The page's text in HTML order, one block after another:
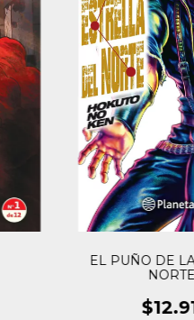
EL PUÑO DE